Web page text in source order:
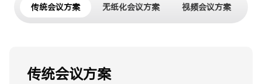
传统会议方案 无纸化会议方案 视频会议方案
传统会议方案
无纸化会议方案
视频会议方案